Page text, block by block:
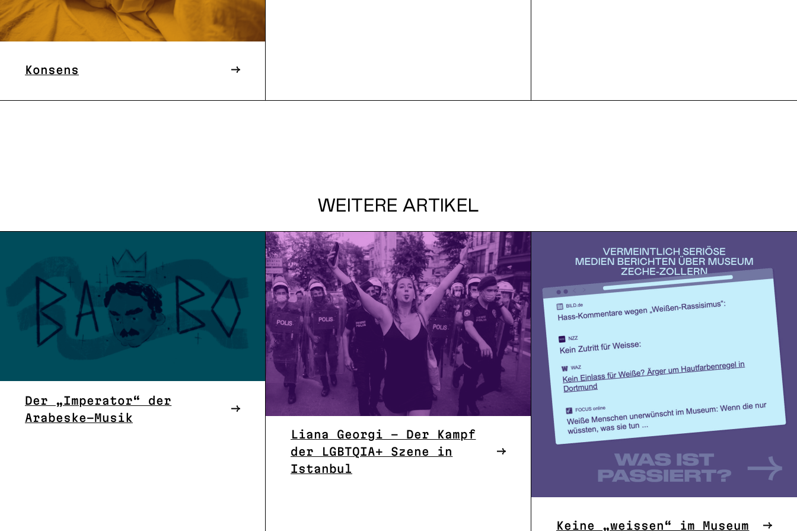
Konsens
WEITERE ARTIKEL
Der „Imperator“ der
Arabeske-Musik
Liana Georgi – Der Kampf
der LGBTQIA+ Szene in
Istanbul
Keine „weissen“ im Museum